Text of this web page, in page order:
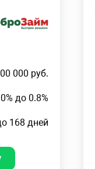
000 руб.
до 0.8%
168 дней